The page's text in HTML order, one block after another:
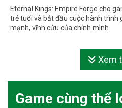
Eternal Kings: Empire Forge cho
trẻ tuổi và bắt đầu cuộc hành trình
mạnh, vĩnh cửu của chính mình.
Xem
Game cùng thể